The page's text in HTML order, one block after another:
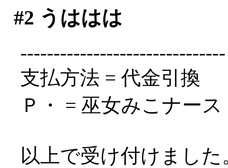
#2 うははは
-------------------------------
支払方法 = 代金引換
Ｐ・ = 巫女みこナー
以上で受け付けまし